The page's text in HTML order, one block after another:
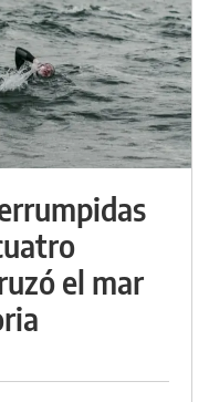
el mar